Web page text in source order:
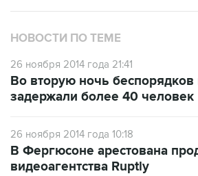
НОВОСТИ ПО ТЕМЕ
26 ноября 2014 года 21:41
Во вторую ночь
задержали более 40 человек
26 ноября 2014 года 10:18
В Фергюсоне арестована
видеоагентства Ruptly